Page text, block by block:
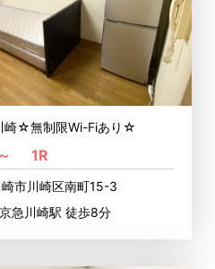
崎☆無制限Wi-Fiあり☆
1R
崎市川崎区南町15-3
急川崎駅 徒歩8分